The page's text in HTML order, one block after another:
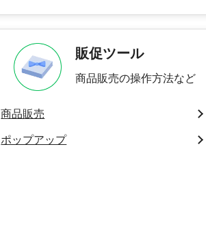
販促ツール
商品販売の操作方法など
商品販売
ポップアップ